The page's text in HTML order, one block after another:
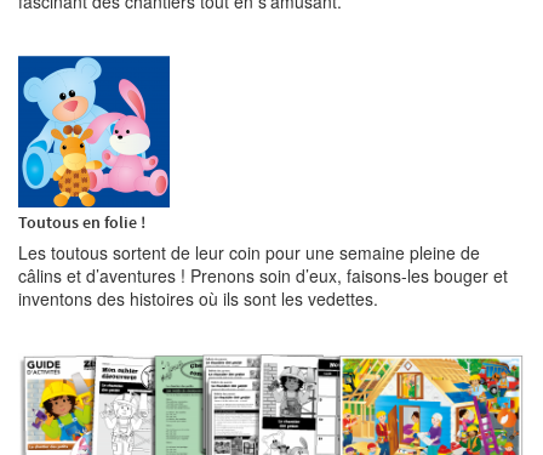
Toutous en folie !
Les toutous sortent de leur coin pour une semaine pleine de
câlins et d’aventures ! Prenons soin d’eux, faisons-les bouger et
inventons des histoires où ils sont les vedettes.